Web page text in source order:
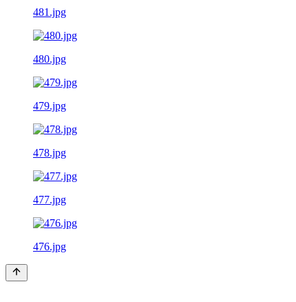
481.jpg
480.jpg
479.jpg
478.jpg
477.jpg
476.jpg